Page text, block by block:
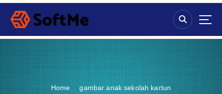
S
p
Home gambar anak sekolah kartun